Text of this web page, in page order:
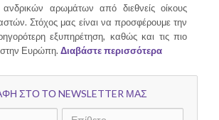
ανδρικών αρωμάτων από διεθνείς οίκους
Στόχος μας είναι να προσφέρουμε την
εξυπηρέτηση, καθώς και τις πιο
στην Ευρώπη. Διαβάστε περισσότερα
ΣΤΟ ΤΟ NEWSLETTER ΜΑΣ